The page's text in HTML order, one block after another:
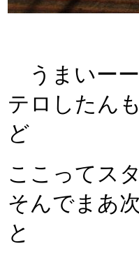
うまいー
テロしたん
ど
ここってス
そんでまあ
と